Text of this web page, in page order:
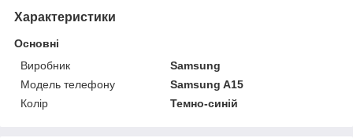
Характеристики
Основні
Виробник
Samsung
Модель телефону
Samsung A15
Колір
Темно-синій